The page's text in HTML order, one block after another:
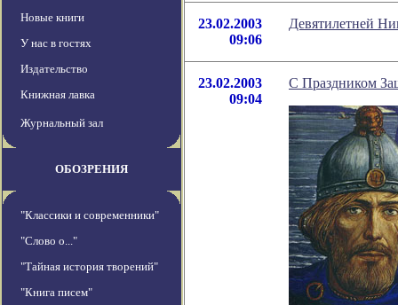
Новые книги
У нас в гостях
Издательство
Книжная лавка
Журнальный зал
ОБОЗРЕНИЯ
"Классики и современники"
"Слово о..."
"Тайная история творений"
"Книга писем"
23.02.2003
09:06
Девятилетней
23.02.2003
09:04
С Праздником